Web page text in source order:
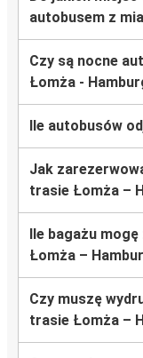
autobusem z
Czy są nocne
Łomża -
Ile autobusów
Jak
trasie Łomża –
Ile bagażu
Łomża –
Czy muszę
trasie Łomża –